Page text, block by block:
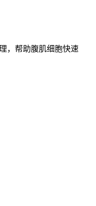
，帮助腹肌细胞快速